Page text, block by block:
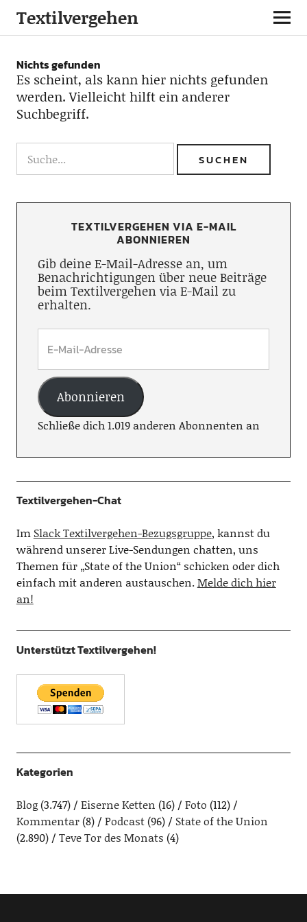
Textilvergehen
Nichts gefunden
Es scheint, als kann hier nichts gefunden
werden. Vielleicht hilft ein anderer
Suchbegriff.
TEXTILVERGEHEN VIA E-MAIL
ABONNIEREN
Gib deine E-Mail-Adresse an, um
Benachrichtigungen über neue Beiträge
beim Textilvergehen via E-Mail zu
erhalten.
Abonnieren
Schließe dich 1.019 anderen Abonnenten an
Textilvergehen-Chat
Im Slack Textilvergehen-Bezugsgruppe, kannst du
während unserer Live-Sendungen chatten, uns
Themen für „State of the Union“ schicken oder dich
einfach mit anderen austauschen.Melde dich hier
an!
Unterstützt Textilvergehen!
Kategorien
Blog(3.747) Eiserne Ketten (16) Foto (112)
Kommentar(8) Podcast(96)
State of the Union
(2.890)
Teve Tor des Monats (4)